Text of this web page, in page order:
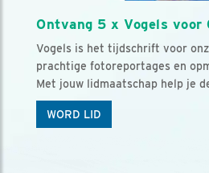
Ontvang 5 x Vogels
Vogels is het tijdschrift voor
prachtige fotoreportages en
Met jouw lidmaatschap help je
WORD LID